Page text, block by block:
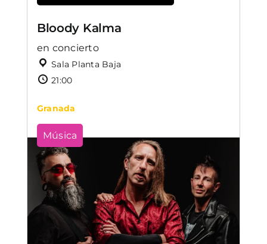
Bloody Kalma
en concierto
Sala Planta Baja
21:00
Granada
Música